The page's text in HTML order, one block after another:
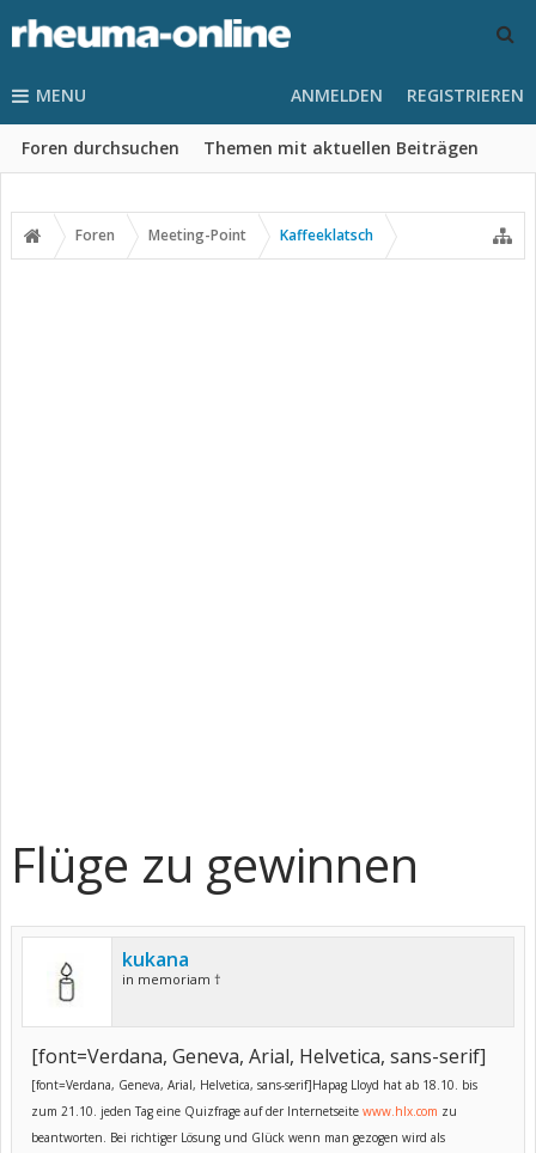
MENU
Foren durchsuchen Themen mit aktuellen Beiträgen
ANMELDEN REGISTRIEREN
Foren Meeting-Point Kaffeeklatsch
Flüge zu gewinnen
kukana
in memoriam †
[font=Verdana, Geneva, Arial, Helvetica, sans-serif]
[font=Verdana, Geneva, Arial, Helvetica, sans-serif]Hapag Lloyd hat ab 18.10. bis
zum 21.10. jeden Tag eine Quizfrage auf der Internetseite www.hlx.com zu
beantworten. Bei richtiger Lösung und Glück wenn man gezogen wird als